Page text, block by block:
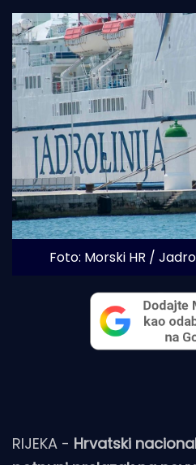
Foto: Morski HR /
RIJEKA - Hrvatski